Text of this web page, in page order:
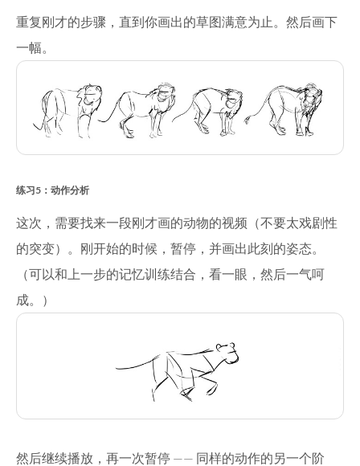
重复刚才的步骤，直到你画出的草图满意为止。然后画下
一幅。
练习5：动作分析
这次，需要找来一段刚才画的动物的视频（不要太戏剧性
的突变）。刚开始的时候，暂停，并画出此刻的姿态。
（可以和上一步的记忆训练结合，看一眼，然后一气呵
成。）
然后继续播放，再一次暂停 —— 同样的动作的另一个阶